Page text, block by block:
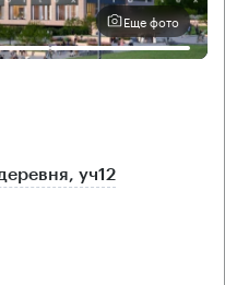
Еще фото
уч12